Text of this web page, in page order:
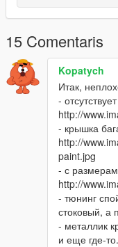
15 Comentaris
Kopatych
Итак,
-
http://
- крышка
http://
paint.jpg
- с
http://
- тюнинг
стоковый, а
- металлик
и еще где-то.